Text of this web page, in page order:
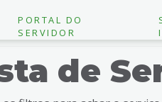
PORTAL DO
SERVIDOR
de